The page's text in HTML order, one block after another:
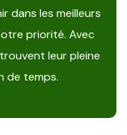
dans les meilleurs
priorité. Avec
leur pleine
de temps.